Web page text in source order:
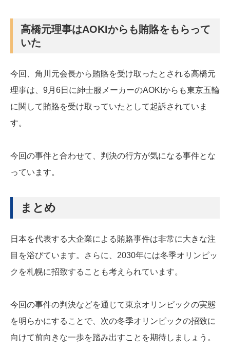
高橋元理事はAOKIからも賄賂をもらって
いた
今回、角川元会長から賄賂を受け取ったとされる高橋元
理事は、9月6日に紳士服メーカーのAOKIからも東京五輪
に関して賄賂を受け取っていたとして起訴されていま
す。
今回の事件と合わせて、判決の行方が気になる事件とな
っています。
まとめ
日本を代表する大企業による賄賂事件は非常に大きな注
目を浴びています。さらに、2030年には冬季オリンピッ
クを札幌に招致することも考えられています。
今回の事件の判決などを通じて東京オリンピックの実態
を明らかにすることで、次の冬季オリンピックの招致に
向けて前向きな一歩を踏み出すことを期待しましょう。